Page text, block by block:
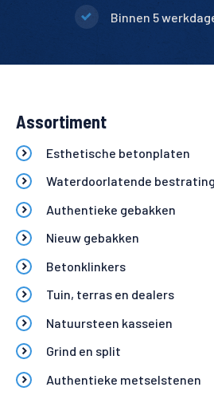
Binnen 5
Assortiment
Esthetische betonplaten
Waterdoorlatende bestrating
Authentieke gebakken
Nieuw gebakken
Betonklinkers
Tuin, terras en dealers
Natuursteen kasseien
Grind en split
Authentieke metselstenen